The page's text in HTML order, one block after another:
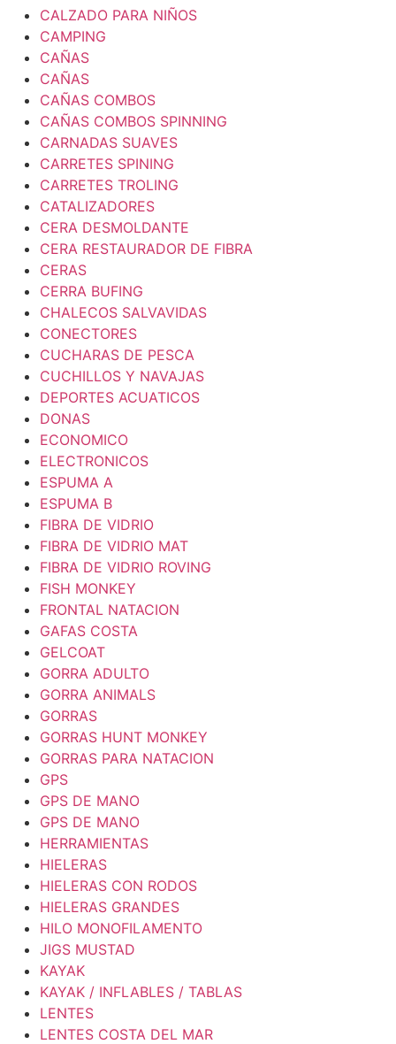
CALZADO PARA NIÑOS
CAMPING
CAÑAS
CAÑAS
CAÑAS COMBOS
CAÑAS COMBOS SPINNING
CARNADAS SUAVES
CARRETES SPINING
CARRETES TROLING
CATALIZADORES
CERA DESMOLDANTE
CERA RESTAURADOR DE FIBRA
CERAS
CERRA BUFING
CHALECOS SALVAVIDAS
CONECTORES
CUCHARAS DE PESCA
CUCHILLOS Y NAVAJAS
DEPORTES ACUATICOS
DONAS
ECONOMICO
ELECTRONICOS
ESPUMA A
ESPUMA B
FIBRA DE VIDRIO
FIBRA DE VIDRIO MAT
FIBRA DE VIDRIO ROVING
FISH MONKEY
FRONTAL NATACION
GAFAS COSTA
GELCOAT
GORRA ADULTO
GORRA ANIMALS
GORRAS
GORRAS HUNT MONKEY
GORRAS PARA NATACION
GPS
GPS DE MANO
GPS DE MANO
HERRAMIENTAS
HIELERAS
HIELERAS CON RODOS
HIELERAS GRANDES
HILO MONOFILAMENTO
JIGS MUSTAD
KAYAK
KAYAK / INFLABLES / TABLAS
LENTES
LENTES COSTA DEL MAR